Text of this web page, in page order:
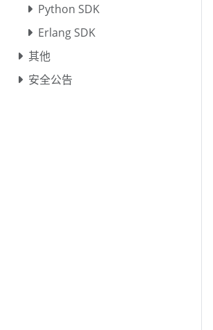
Python SDK
Erlang SDK
其他
安全公告